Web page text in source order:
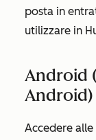
posta in
utilizzare in
Android
Android)
Accedere alle